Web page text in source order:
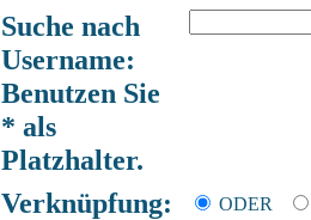
Suche nach
Username:
Benutzen Sie
* als
Platzhalter.
Verknüpfung:
ODER